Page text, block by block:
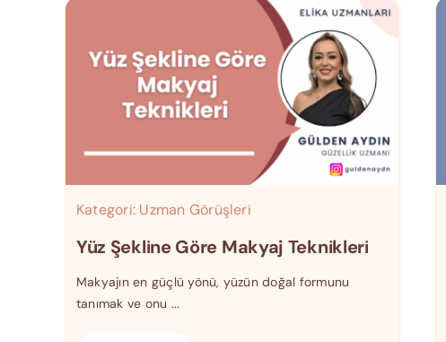
Kategori: Uzman Görüşleri
Yüz Şekline Göre Makyaj Teknikleri
Makyajın en güçlü yönü, yüzün doğal formunu
tanımak ve onu ...